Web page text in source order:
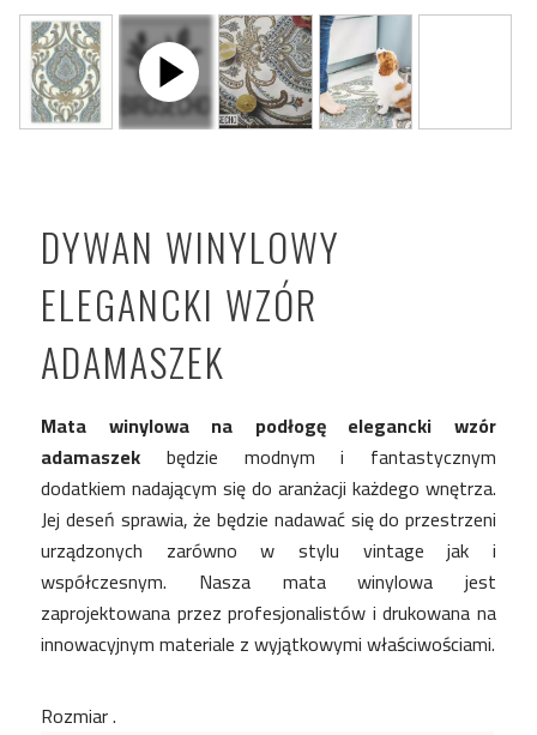
DYWAN WINYLOWY
ELEGANCKI WZÓR
ADAMASZEK
Mata winylowa na podłogę elegancki wzór
adamaszek będzie modnym i fantastycznym
dodatkiem nadającym się do aranżacji każdego wnętrza.
Jej deseń sprawia, że będzie nadawać się do przestrzeni
urządzonych zarówno w stylu vintage jak i
współczesnym. Nasza mata winylowa jest
zaprojektowana przez profesjonalistów i drukowana na
innowacyjnym materiale z wyjątkowymi właściwościami.
Rozmiar .